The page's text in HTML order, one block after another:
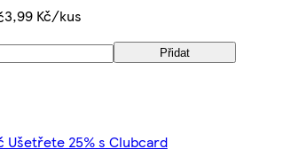
3,99 Kč/kus
Přidat
Ušetřete 25% s Clubcard